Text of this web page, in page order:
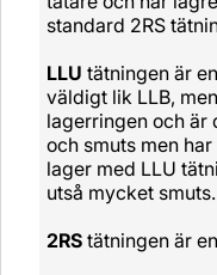
standard 2RS
LLU tätningen är
väldigt lik LLB,
lagerringen och är
och smuts men
lager med LLU
utså mycket
2RS tätningen är